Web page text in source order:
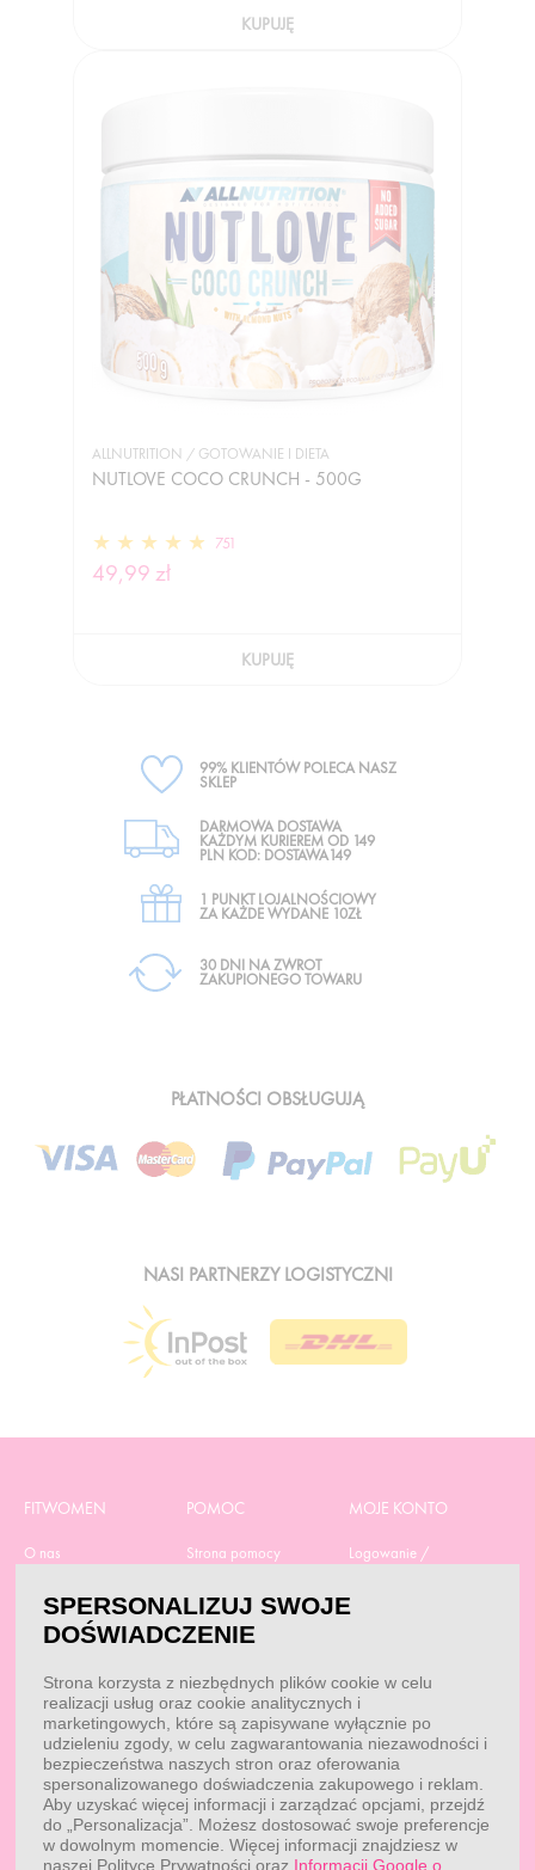
KUPUJĘ
ALLNUTRITION / GOTOWANIE I DIETA
NUTLOVE COCO CRUNCH - 500G
751
49,99 zł
KUPUJĘ
99% KLIENTÓW POLECA NASZ
SKLEP
DARMOWA DOSTAWA
KAŻDYM KURIEREM OD 149
PLN KOD: DOSTAWA149
1 PUNKT LOJALNOŚCIOWY
ZA KAŻDE WYDANE 10ZŁ
30 DNI NA ZWROT
ZAKUPIONEGO TOWARU
PŁATNOŚCI OBSŁUGUJĄ
NASI PARTNERZY LOGISTYCZNI
FITWOMEN
O nas
RODO
Obowiązek
Dane do przelewu
Przepisy
Blog
POMOC
Strona pomocy
Regulamin zakupów
Aktualne promocje
Odstąp od umowy tutaj
Dobór suplementacji
Kontakt
MOJE KONTO
Logowanie /
Moje zamówienia
KONTAKT
SPERSONALIZUJ SWOJE
DOŚWIADCZENIE
Strona korzysta z niezbędnych plików cookie w celu
realizacji usług oraz cookie analitycznych i
marketingowych, które są zapisywane wyłącznie po
udzieleniu zgody, w celu zagwarantowania niezawodności i
bezpieczeństwa naszych stron oraz oferowania
spersonalizowanego doświadczenia zakupowego i reklam.
Aby uzyskać więcej informacji i zarządzać opcjami, przejdź
do „Personalizacja”. Możesz dostosować swoje preferencje
w dowolnym momencie. Więcej informacji znajdziesz w
naszej Polityce Prywatności oraz Informacji Google o